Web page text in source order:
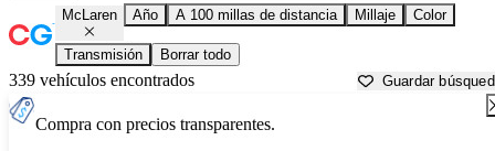
McLaren Año A 100 millas de distancia Millaje Color
Transmisión Borrar todo
339 vehículos encontrados Guardar
Compra con precios transparentes.